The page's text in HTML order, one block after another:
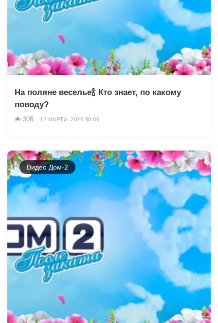
На поляне веселье🍾 Кто знает, по какому
поводу?
308 12 МАРТА, 2026 08:00
Видео Дом-2